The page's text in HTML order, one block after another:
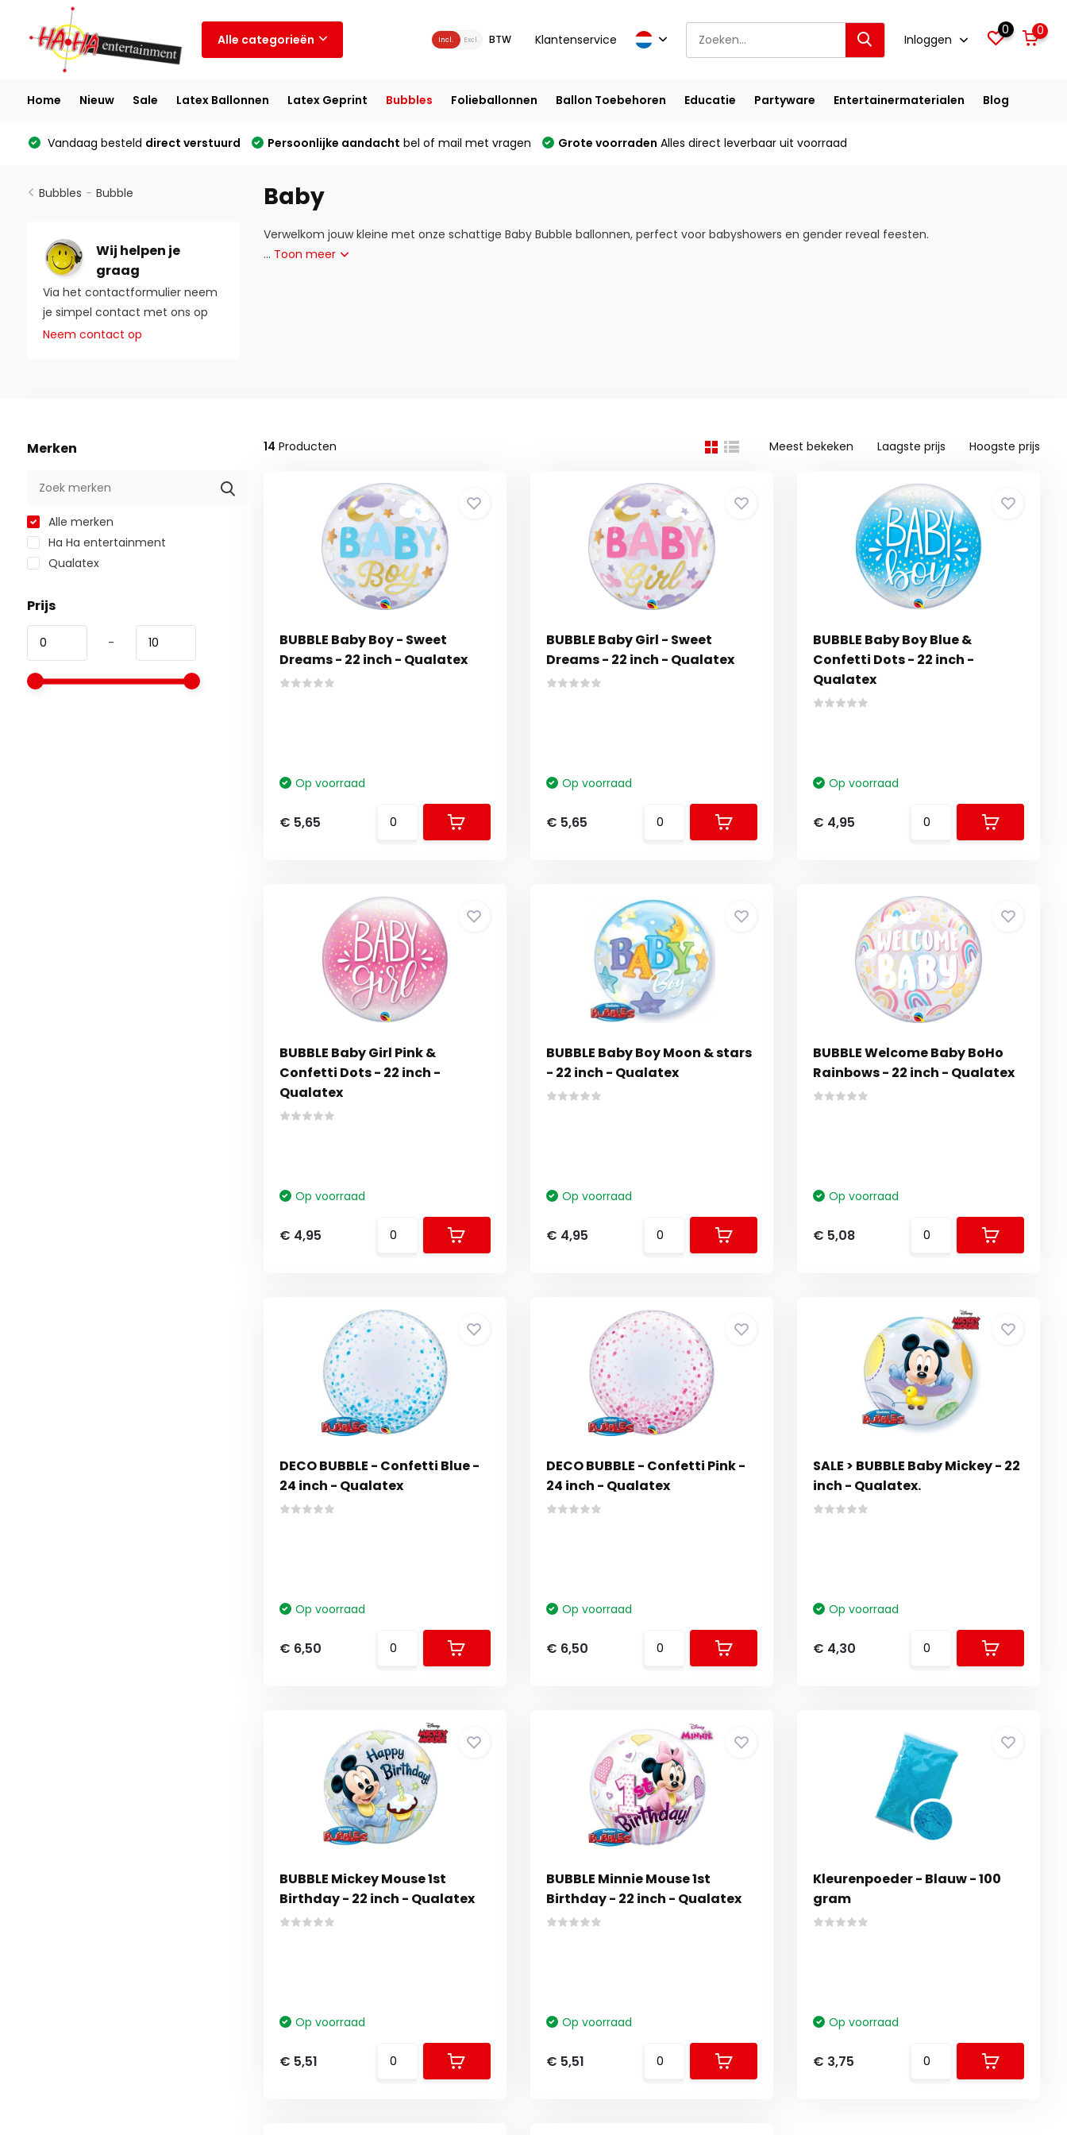
Alle categorieën Incl. Excl. BTW Klantenservice Inloggen
0 0
Home Nieuw Sale Latex Ballonnen Latex Geprint Bubbles Folieballonnen Ballon Toebehoren Educatie Partyware Entertainermaterialen Blog
Vandaag besteld direct verstuurd Persoonlijke aandacht bel of mail met vragen Grote voorraden Alles direct leverbaar uit voorraad
Bubbles - Bubble
Wij helpen je
graag
Via het contactformulier neem
je simpel contact met ons op
Neem contact op
Baby
Verwelkom jouw kleine met onze schattige Baby Bubble ballonnen, perfect voor babyshowers en gender reveal feesten.
... Toon meer
Merken
Alle merken
Ha Ha entertainment
Qualatex
Prijs
-
14 Producten Meest bekeken Laagste prijs Hoogste prijs
BUBBLE Baby Boy - Sweet
Dreams - 22 inch - Qualatex
Op voorraad
€ 5,65
BUBBLE Baby Girl - Sweet
Dreams - 22 inch - Qualatex
Op voorraad
€ 5,65
BUBBLE Baby Boy Blue &
Confetti Dots - 22 inch -
Qualatex
Op voorraad
€ 4,95
BUBBLE Baby Girl Pink &
Confetti Dots - 22 inch -
Qualatex
Op voorraad
€ 4,95
BUBBLE Baby Boy Moon & stars
- 22 inch - Qualatex
Op voorraad
€ 4,95
BUBBLE Welcome Baby BoHo
Rainbows - 22 inch - Qualatex
Op voorraad
€ 5,08
DECO BUBBLE - Confetti Blue -
24 inch - Qualatex
Op voorraad
€ 6,50
DECO BUBBLE - Confetti Pink -
24 inch - Qualatex
Op voorraad
€ 6,50
SALE > BUBBLE Baby Mickey - 22
inch - Qualatex.
Op voorraad
€ 4,30
BUBBLE Mickey Mouse 1st
Birthday - 22 inch - Qualatex
Op voorraad
€ 5,51
BUBBLE Minnie Mouse 1st
Birthday - 22 inch - Qualatex
Op voorraad
€ 5,51
Kleurenpoeder - Blauw - 100
gram
Op voorraad
€ 3,75